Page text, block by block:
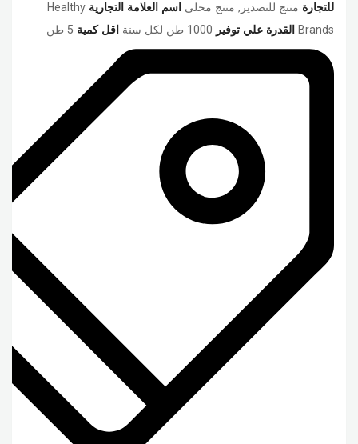
للتجارة منتج للتصدير, منتج محلى اسم العلامة التجارية Healthy
Brands
القدرة علي توفير 1000 طن لكل سنة اقل كمية 5 طن